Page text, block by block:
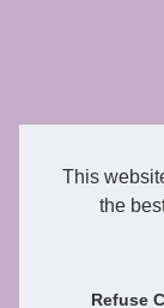
This
the
Refuse